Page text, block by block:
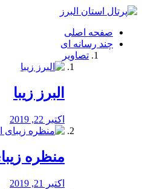
فصد
شرق
تهران
خشکشویی
صفحه اصلی
چند رسانه ای
تصاویر
البرز زیبا
اکتبر 22, 2019
منظره‌‌
اکتبر 21, 2019